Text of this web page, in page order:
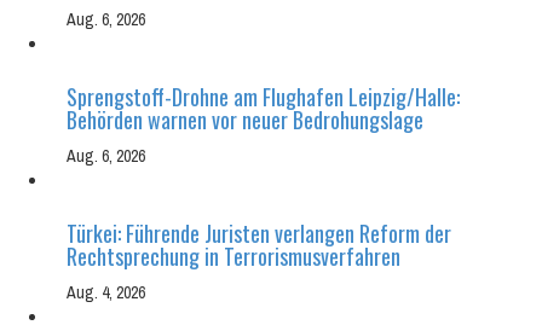
Aug. 6, 2026
Sprengstoff-Drohne am Flughafen Leipzig/Halle:
Behörden warnen vor neuer Bedrohungslage
Aug. 6, 2026
Türkei: Führende Juristen verlangen Reform der
Rechtsprechung in Terrorismusverfahren
Aug. 4, 2026